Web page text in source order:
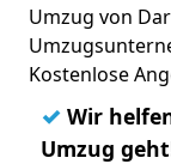
Umzug von
Kostenlose
✓ Wir
Umzug